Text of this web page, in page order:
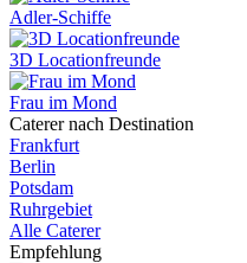
Adler-Schiffe
3D Locationfreunde
Frau im Mond
Caterer nach Destination
Frankfurt
Berlin
Potsdam
Ruhrgebiet
Alle Caterer
Empfehlung